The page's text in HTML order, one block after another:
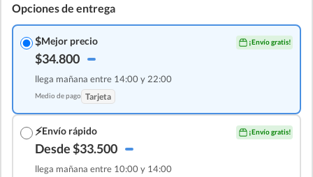
Opciones de entrega
$Mejor precio ¡Envío gratis!
$34.800
llega mañana entre 14:00 y 22:00
Medio de pago Tarjeta
⚡Envío rápido ¡Envío gratis!
Desde $33.500
llega mañana entre 10:00 y 14:00